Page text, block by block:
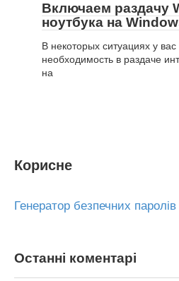
Включаем раздачу
ноутбука на
В некоторых ситуациях у
необходимость в раздаче
на
Корисне
Генератор безпечних паролів
Останні коментарі